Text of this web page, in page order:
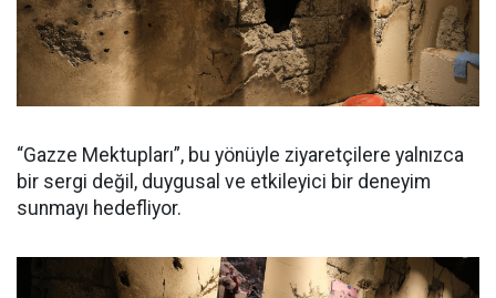
“Gazze Mektupları”, bu yönüyle ziyaretçilere yalnızca
bir sergi değil, duygusal ve etkileyici bir deneyim
sunmayı hedefliyor.